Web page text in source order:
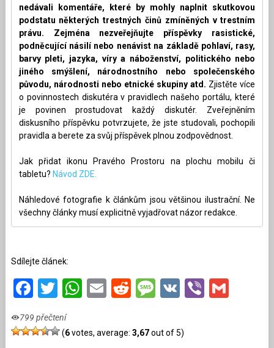
nedávali komentáře, které by mohly naplnit skutkovou
podstatu některých trestných činů zmíněných v trestním
právu. Zejména nezveřejňujte příspěvky rasistické,
podněcující násilí nebo nenávist na základě pohlaví, rasy,
barvy pleti, jazyka, víry a náboženství, politického nebo
jiného smýšlení, národnostního nebo společenského
původu, národnosti nebo etnické skupiny atd. Zjistěte více
o povinnostech diskutéra v pravidlech našeho portálu, které
je povinen prostudovat každý diskutér. Zveřejněním
diskusního příspěvku potvrzujete, že jste studovali, pochopili
pravidla a berete za svůj příspěvek plnou zodpovědnost.
Jak přidat ikonu Pravého Prostoru na plochu mobilu či
tabletu? Návod ZDE.
Náhledové fotografie k článkům jsou většinou ilustrační. Ne
všechny články musí explicitně vyjadřovat názor redakce.
Sdílejte článek:
Facebook
Twitter
WhatsApp
EmailRedditMessage
VKViber
799 přečtení
(6votes, average: 3,67out of 5)